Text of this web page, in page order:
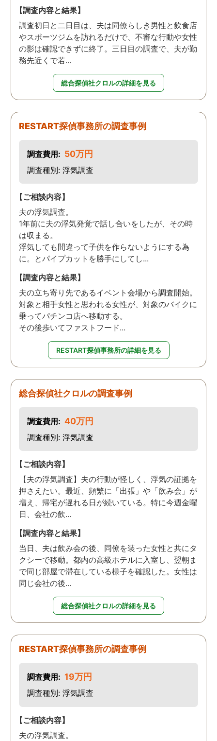
【調査内容と結果】
調査初日と二日目は、夫は同僚らしき男性と飲食店
やスポーツジムを訪れるだけで、不審な行動や女性
の影は確認できずに終了。三日目の調査で、夫が勤
務先近くで若...
総合探偵社クロルの詳細を見る
RESTART探偵事務所の調査事例
調査費用: 50万円
調査種別: 浮気調査
【ご相談内容】
夫の浮気調査。
1年前に夫の浮気発覚で話し合いをしたが、その時
は収まる。
浮気しても間違って子供を作らないようにする為
に。とパイプカットを勝手にしてし...
【調査内容と結果】
夫の立ち寄り先であるイベント会場から調査開始。
対象と相手女性と思われる女性が、対象のバイクに
乗ってパチンコ店へ移動する。
その後歩いてファストフード...
RESTART探偵事務所の詳細を見る
総合探偵社クロルの調査事例
調査費用: 40万円
調査種別: 浮気調査
【ご相談内容】
【夫の浮気調査】夫の行動が怪しく、浮気の証拠を
押さえたい。最近、頻繁に「出張」や「飲み会」が
増え、帰宅が遅れる日が続いている。特に今週金曜
日、会社の飲...
【調査内容と結果】
当日、夫は飲み会の後、同僚を装った女性と共にタ
クシーで移動。都内の高級ホテルに入室し、翌朝ま
で同じ部屋で滞在している様子を確認した。女性は
同じ会社の後...
総合探偵社クロルの詳細を見る
RESTART探偵事務所の調査事例
調査費用: 19万円
調査種別: 浮気調査
【ご相談内容】
夫の浮気調査。